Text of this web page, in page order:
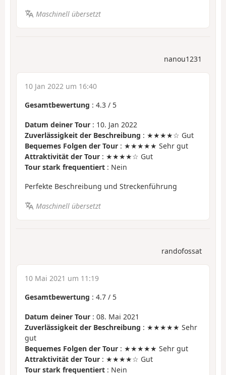
Maschinell übersetzt
nanou1231
10 Jan 2022 um 16:40
Gesamtbewertung : 4.3 / 5
Datum deiner Tour : 10. Jan 2022
Zuverlässigkeit der Beschreibung : ★★★★☆ Gut
Bequemes Folgen der Tour : ★★★★★ Sehr gut
Attraktivität der Tour : ★★★★☆ Gut
Tour stark frequentiert : Nein
Perfekte Beschreibung und Streckenführung
Maschinell übersetzt
randofossat
10 Mai 2021 um 11:19
Gesamtbewertung : 4.7 / 5
Datum deiner Tour : 08. Mai 2021
Zuverlässigkeit der Beschreibung : ★★★★★ Sehr
gut
Bequemes Folgen der Tour : ★★★★★ Sehr gut
Attraktivität der Tour : ★★★★☆ Gut
Tour stark frequentiert : Nein